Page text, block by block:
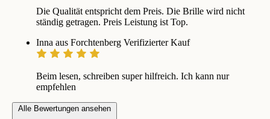
Die Qualität entspricht dem Preis. Die Brille wird nicht
ständig getragen. Preis Leistung ist Top.
Inna aus Forchtenberg Verifizierter Kauf
Beim lesen, schreiben super hilfreich. Ich kann nur
empfehlen
Alle Bewertungen ansehen